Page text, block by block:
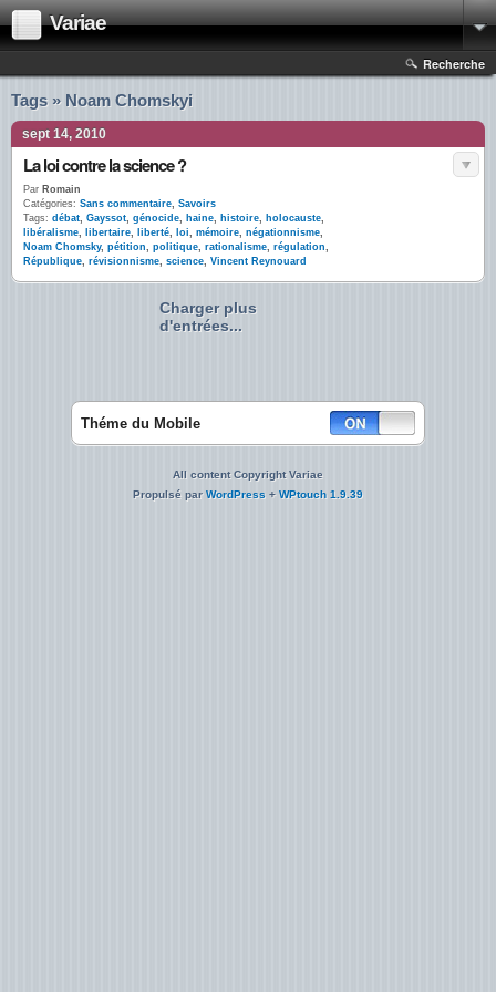
Variae
Recherche
Tags » Noam Chomskyi
sept 14, 2010
La loi contre la science ?
Par Romain
Catégories: Sans commentaire, Savoirs
Tags: débat, Gayssot, génocide, haine, histoire, holocauste,
libéralisme, libertaire, liberté, loi, mémoire, négationnisme,
Noam Chomsky, pétition, politique, rationalisme, régulation,
République, révisionnisme, science, Vincent Reynouard
Charger plus
d'entrées...
Théme du Mobile
All content Copyright Variae
Propulsé parWordPress + WPtouch 1.9.39